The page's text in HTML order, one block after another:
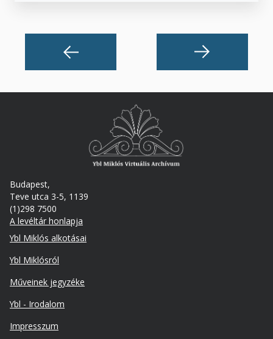
Budapest,
Teve utca 3-5, 1139
(1)298 7500
A levéltár honlapja
Footer
Ybl Miklós alkotásai
Ybl Miklósról
Műveinek jegyzéke
Ybl - Irodalom
Lábléc
másodlagos
Impresszum